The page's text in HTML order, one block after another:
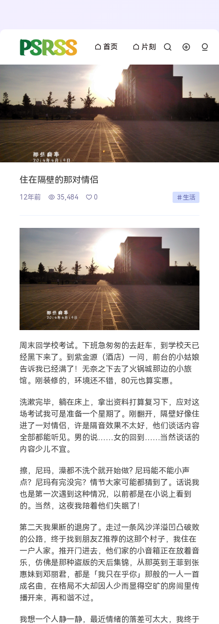
首页 片刻
搜索
生活 音乐 微博 故事 杂志
摄影
住在隔壁的那对情侣
12年前 35,484 0 生活
周末回学校考试。下班急匆匆的去赶车，到学校天已
经黑下来了。到紫金源（酒店）一问，前台的小姑娘
告诉我已经满了！无奈之下去了火锅城那边的小旅
馆。刚装修的，环境还不错，80元也算实惠。
洗漱完毕，躺在床上，拿出资料打算复习下，应对这
场考试我可是准备一个星期了。刚翻开，隔壁好像住
进了一对情侣，许是隔音效果不太好，他们谈话内容
全部都能听见。男的说……女的回到……当然谈话的
内容少儿不宜。
擦，尼玛，澡都不洗个就开始做? 尼玛能不能小声
点？尼玛有完没完？情节大家可能都猜到了。话说我
也是第一次遇到这种情况，以前都是在小说上看到
的。当然，这夜我陪着他们失眠了！
第二天我果断的退房了。走过一条风沙洋溢凹凸破败
的公路，终于找到朋友Z推荐的这那个村子，我住在
一户人家。推开门进去，他们家的小音箱正在放着音
乐，仿佛是那种盗版的天后集锦，从那英到王菲到张
惠妹到邓丽君，都是「我只在乎你」那般的一人一首
成名曲，在格局不大却因人少而显得空旷的房间里传
播开来，再和谐不过。
我想一个人静一静，最近情绪的落差可太大，我终于